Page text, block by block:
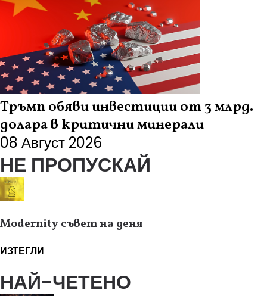
Тръмп обяви инвестиции от 3 млрд.
долара в критични минерали
08 Август 2026
НЕ ПРОПУСКАЙ
Modernity съвет на деня
ИЗТЕГЛИ
НАЙ-ЧЕТЕНО